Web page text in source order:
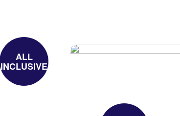
ALL
INCLUSIVE